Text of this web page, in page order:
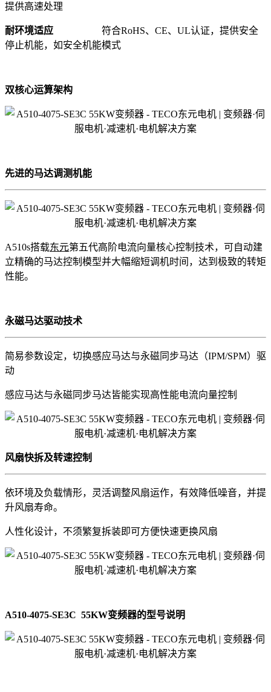
提供高速处理
耐环境适应 符合RoHS、CE、UL认证，提供安全
停止机能，如安全机能模式
双核心运算架构
先进的马达调测机能
A510s搭载东元第五代高阶电流向量核心控制技术，可自动建
立精确的马达控制模型并大幅缩短调机时间，达到极致的转矩
性能。
永磁马达驱动技术
简易参数设定，切换感应马达与永磁同步马达（IPM/SPM）驱
动
感应马达与永磁同步马达皆能实现高性能电流向量控制
风扇快拆及转速控制
依环境及负载情形，灵活调整风扇运作，有效降低噪音，并提
升风扇寿命。
人性化设计，不须繁复拆装即可方便快速更换风扇
A510-4075-SE3C 55KW变频器的型号说明